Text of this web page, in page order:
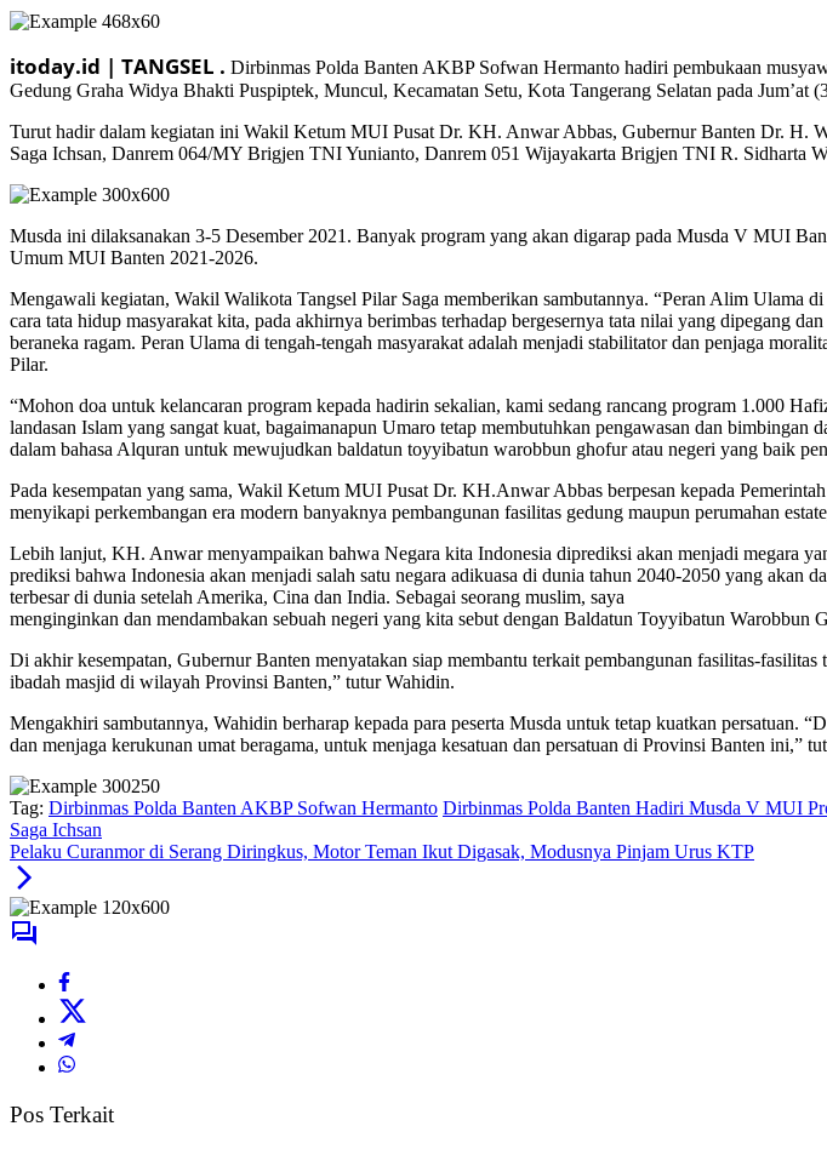
itoday.id | TANGSEL . Dirbinmas Polda Banten AKBP Sofwan Hermanto hadiri pembukaan
Gedung Graha Widya Bhakti Puspiptek, Muncul, Kecamatan Setu, Kota Tangerang Selatan pada Jum’at
Turut hadir dalam kegiatan ini Wakil Ketum MUI Pusat Dr. KH. Anwar Abbas, Gubernur Banten Dr.
Saga Ichsan, Danrem 064/MY Brigjen TNI Yunianto, Danrem 051 Wijayakarta Brigjen TNI R. Sidharta
Musda ini dilaksanakan 3-5 Desember 2021. Banyak program yang akan digarap pada Musda V MUI
Umum MUI Banten 2021-2026.
Mengawali kegiatan, Wakil Walikota Tangsel Pilar Saga memberikan sambutannya. “Peran Alim Ulama
cara tata hidup masyarakat kita, pada akhirnya berimbas terhadap bergesernya tata nilai yang dipegang
beraneka ragam. Peran Ulama di tengah-tengah masyarakat adalah menjadi stabilitator dan penjaga
Pilar.
“Mohon doa untuk kelancaran program kepada hadirin sekalian, kami sedang rancang program 1.000
landasan Islam yang sangat kuat, bagaimanapun Umaro tetap membutuhkan pengawasan dan bimbingan
dalam bahasa Alquran untuk mewujudkan baldatun toyyibatun warobbun ghofur atau negeri yang baik
Pada kesempatan yang sama, Wakil Ketum MUI Pusat Dr. KH.Anwar Abbas berpesan kepada
menyikapi perkembangan era modern banyaknya pembangunan fasilitas gedung maupun perumahan
Lebih lanjut, KH. Anwar menyampaikan bahwa Negara kita Indonesia diprediksi akan menjadi megara
prediksi bahwa Indonesia akan menjadi salah satu negara adikuasa di dunia tahun 2040-2050 yang akan
terbesar di dunia setelah Amerika, Cina dan India. Sebagai seorang muslim, saya
menginginkan dan mendambakan sebuah negeri yang kita sebut dengan Baldatun Toyyibatun
Di akhir kesempatan, Gubernur Banten menyatakan siap membantu terkait pembangunan fasilitas-
ibadah masjid di wilayah Provinsi Banten,” tutur Wahidin.
Mengakhiri sambutannya, Wahidin berharap kepada para peserta Musda untuk tetap kuatkan persatuan.
dan menjaga kerukunan umat beragama, untuk menjaga kesatuan dan persatuan di Provinsi Banten ini,”
Tag: Dirbinmas Polda Banten AKBP Sofwan Hermanto Dirbinmas Polda Banten Hadiri Musda V MUI
Saga Ichsan
Pelaku Curanmor di Serang Diringkus, Motor Teman Ikut Digasak, Modusnya Pinjam Urus KTP
Pos Terkait